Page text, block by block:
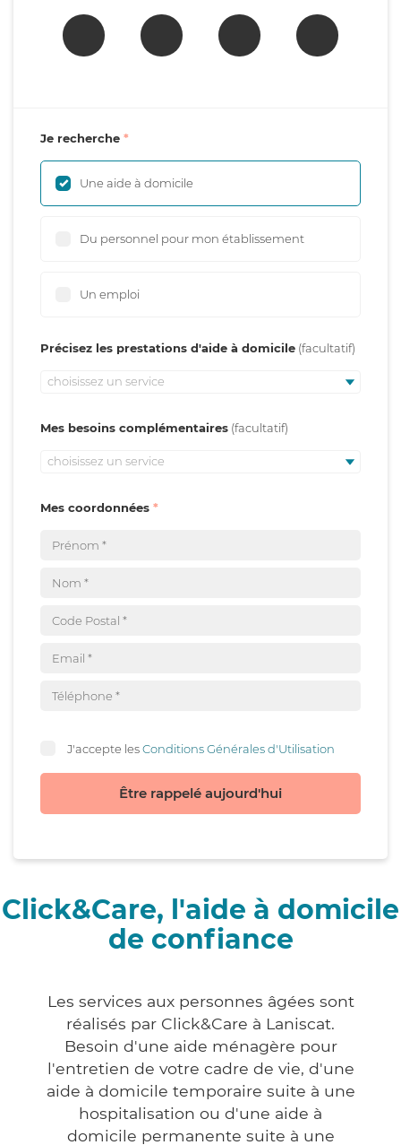
Je recherche
Une aide à domicile
Du personnel pour mon établissement
Un emploi
Précisez les prestations d'aide à domicile
choisissez un service
Mes besoins complémentaires
choisissez un service
Mes coordonnées
J'accepte lesConditions Générales d'Utilisation
Être rappelé aujourd'hui
Click&Care, l'aide à domicile
de confiance
Les services aux personnes âgées sont
réalisés par Click&Care à Laniscat.
Besoin d'une aide ménagère pour
l'entretien de votre cadre de vie, d'une
aide à domicile temporaire suite à une
hospitalisation ou d'une aide à
domicile permanente suite à une